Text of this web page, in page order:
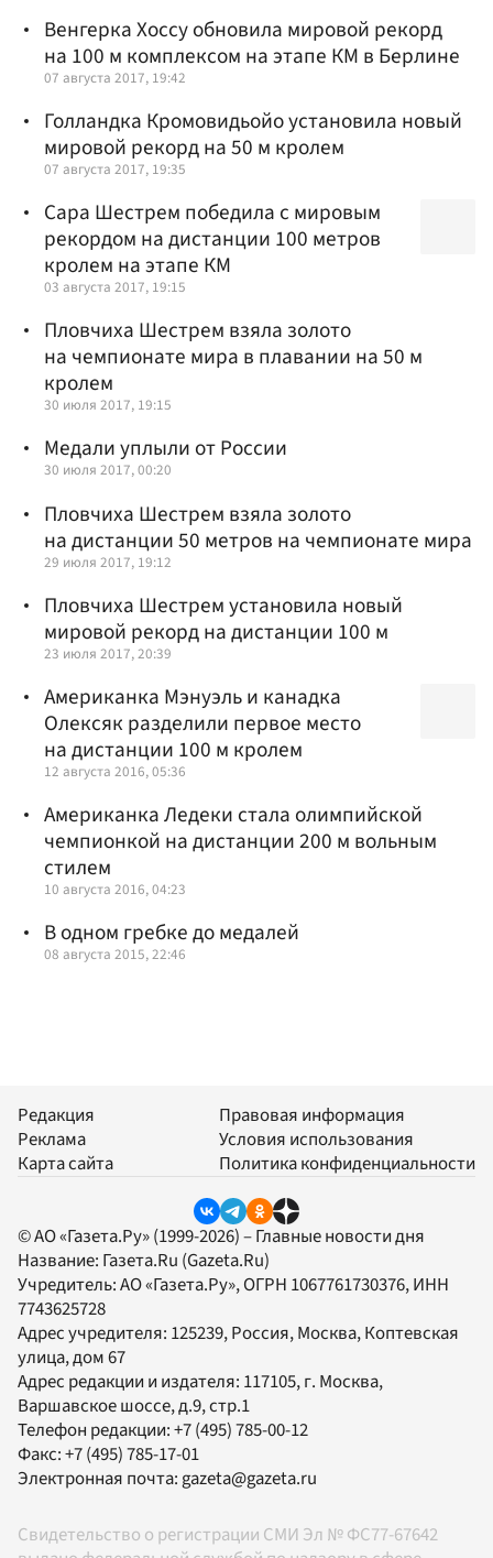
Венгерка Хоссу обновила мировой рекорд
на 100 м комплексом на этапе КМ в Берлине
07 августа 2017, 19:42
Голландка Кромовидьойо установила новый
мировой рекорд на 50 м кролем
07 августа 2017, 19:35
Сара Шестрем победила с мировым
рекордом на дистанции 100 метров
кролем на этапе КМ
03 августа 2017, 19:15
Пловчиха Шестрем взяла золото
на чемпионате мира в плавании на 50 м
кролем
30 июля 2017, 19:15
Медали уплыли от России
30 июля 2017, 00:20
Пловчиха Шестрем взяла золото
на дистанции 50 метров на чемпионате мира
29 июля 2017, 19:12
Пловчиха Шестрем установила новый
мировой рекорд на дистанции 100 м
23 июля 2017, 20:39
Американка Мэнуэль и канадка
Олексяк разделили первое место
на дистанции 100 м кролем
12 августа 2016, 05:36
Американка Ледеки стала олимпийской
чемпионкой на дистанции 200 м вольным
стилем
10 августа 2016, 04:23
В одном гребке до медалей
08 августа 2015, 22:46
Редакция
Реклама
Карта сайта
Правовая информация
Условия использования
Политика конфиденциальности
© АО «Газета.Ру» (1999-2026) – Главные новости дня
Название: Газета.Ru (Gazeta.Ru)
Учредитель:АО «Газета.Ру», ОГРН 1067761730376, ИНН
7743625728
Адрес учредителя: 125239, Россия, Москва, Коптевская
улица, дом 67
Адрес редакции и издателя: 117105, г. Москва,
Варшавское шоссе, д.9, стр.1
Телефон редакции:+7 (495) 785-00-12
Факс:+7 (495) 785-17-01
Электронная почта:gazeta@gazeta.ru
Свидетельство о регистрации СМИ Эл № ФС77-67642